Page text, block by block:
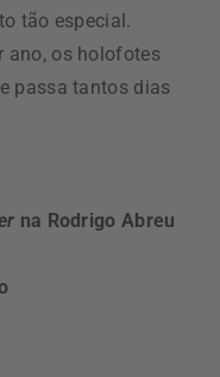
tão especial.
ano, os holofotes
passa tantos dias
na Rodrigo Abreu